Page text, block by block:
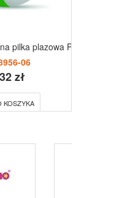
pilka plazowa PLAYTIME
06
zł
KOSZYKA